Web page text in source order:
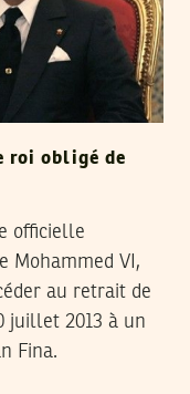
roi obligé de
officielle
Mohammed VI,
au retrait de
juillet 2013 à un
Fina.